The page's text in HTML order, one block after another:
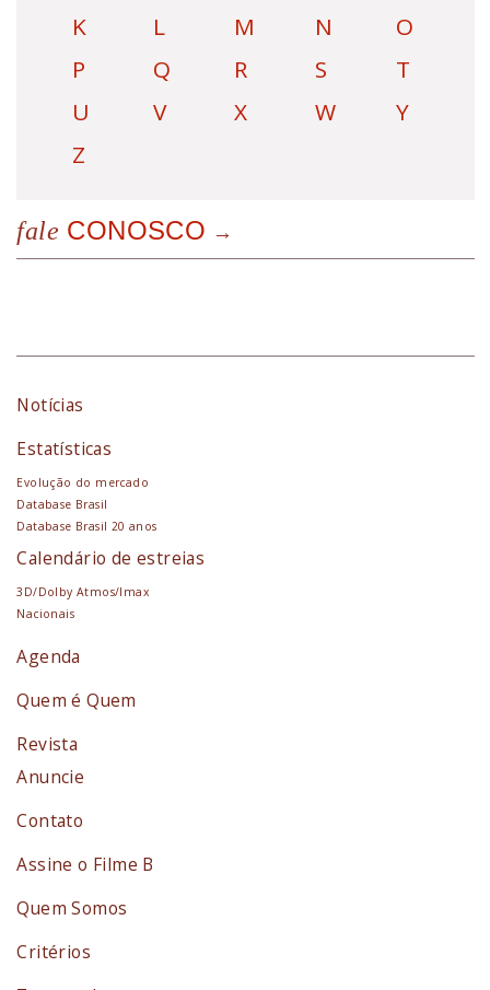
K
L M N
O
P
Q R S
T
U
V X W
Y
Z
fale CONOSCO
Notícias
Estatísticas
Evolução do mercado
Database Brasil
Database Brasil 20 anos
Calendário de estreias
3D/Dolby Atmos/Imax
Nacionais
Agenda
Quem é Quem
Revista
Anuncie
Contato
Assine o Filme B
Quem Somos
Critérios